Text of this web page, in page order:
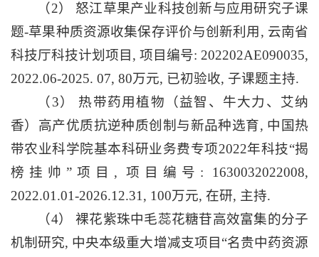
（2） 怒江草果产业科技创新与应用研究子课
题-草果种质资源收集保存评价与创新利用, 云南省
科技厅科技计划项目, 项目编号: 202202AE090035,
2022.06-2025. 07, 80万元, 已初验收, 子课题主持.
（3） 热带药用植物（益智、牛大力、艾纳
香）高产优质抗逆种质创制与新品种选育, 中国热
带农业科学院基本科研业务费专项2022年科技“揭
榜挂帅”项目, 项目编号: 1630032022008,
2022.01.01-2026.12.31, 100万元, 在研, 主持.
（4） 裸花紫珠中毛蕊花糖苷高效富集的分子
机制研究, 中央本级重大增减支项目“名贵中药资源